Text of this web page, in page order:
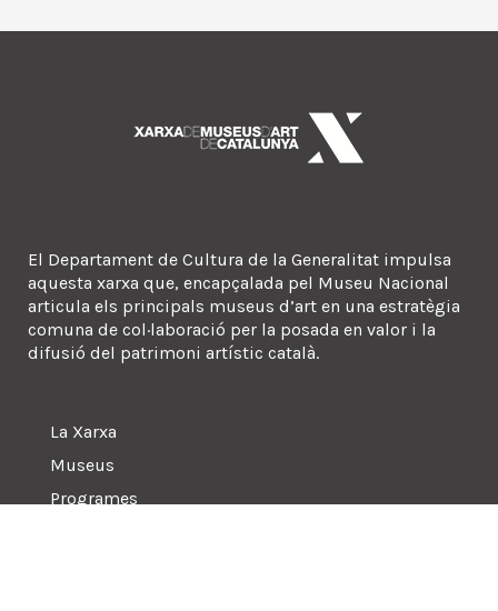
El Departament de Cultura de la Generalitat impulsa
aquesta xarxa que, encapçalada pel Museu Nacional
articula els principals museus d’art en una estratègia
comuna de col·laboració per la posada en valor i la
difusió del patrimoni artístic català.
La Xarxa
Museus
Programes